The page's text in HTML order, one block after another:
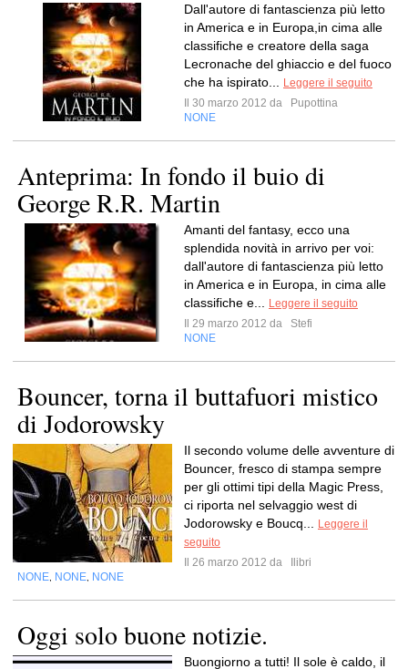
Dall'autore di fantascienza più letto
in America e in Europa,in cima alle
classifiche e creatore della saga
Lecronache del ghiaccio e del fuoco
che ha ispirato...
Leggere il seguito
Il 30 marzo 2012 da
Pupottina
NONE
Anteprima: In fondo il buio di
George R.R. Martin
Amanti del fantasy, ecco una
splendida novità in arrivo per voi:
dall'autore di fantascienza più letto
in America e in Europa, in cima alle
classifiche e...
Leggere il seguito
Il 29 marzo 2012 da
Stefi
NONE
Bouncer, torna il buttafuori mistico
di Jodorowsky
Il secondo volume delle avventure di
Bouncer, fresco di stampa sempre
per gli ottimi tipi della Magic Press,
ci riporta nel selvaggio west di
Jodorowsky e Boucq...
Leggere il
seguito
Il 26 marzo 2012 da
Ilibri
NONE NONE NONE
Oggi solo buone notizie.
Buongiorno a tutti! Il sole è caldo, il